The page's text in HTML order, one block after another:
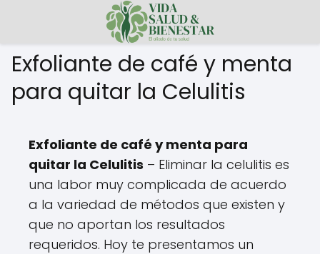
Exfoliante de café y menta
para quitar la Celulitis
Exfoliante de café y menta para
quitar la Celulitis – Eliminar la celulitis es
una labor muy complicada de acuerdo
a la variedad de métodos que existen y
que no aportan los resultados
requeridos. Hoy te presentamos un